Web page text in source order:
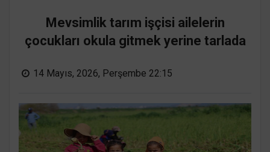
Mevsimlik tarım işçisi ailelerin
çocukları okula gitmek yerine tarlada
14 Mayıs, 2026, Perşembe 22:15